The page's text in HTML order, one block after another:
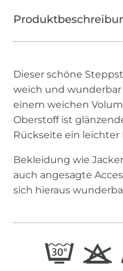
Dieser schöne
weich und
einem weichen
Oberstoff ist
Rückseite ein leichter
Bekleidung wie
auch angesagte
sich hieraus